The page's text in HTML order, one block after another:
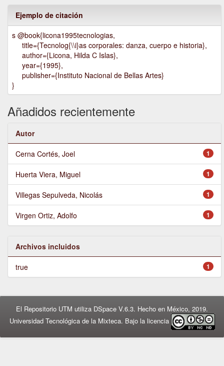
Ejemplo de citación
s @book{licona1995tecnologias,
title={Tecnolog{\\i}as corporales: danza, cuerpo e historia},
author={Licona, Hilda C Islas},
year={1995},
publisher={Instituto Nacional de Bellas Artes}
}
Añadidos recientemente
Autor
1
Cerna Cortés, Joel
1
Huerta Viera, Miguel
1
Villegas Sepulveda, Nicolás
1
Virgen Ortiz, Adolfo
Archivos incluidos
1
true
El Repositorio UTM utiliza DSpace V.6.3. Hecho en México, 2019.
Universidad Tecnológica de la Mixteca. Bajo la licencia